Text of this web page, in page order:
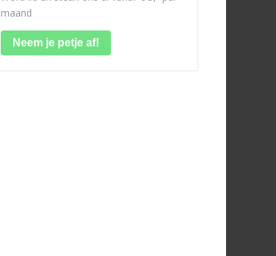
maand
Neem je petje af!